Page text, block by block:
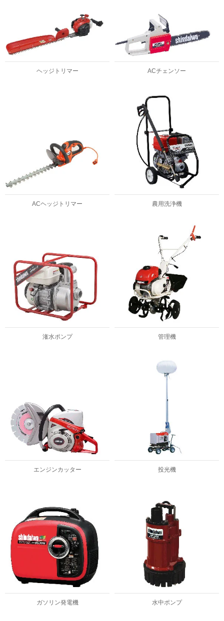
ヘッジトリマー ACチェンソー
ACヘッジトリマー 農用洗浄機
潅水ポンプ 管理機
エンジンカッター 投光機
ガソリン発電機 水中ポンプ